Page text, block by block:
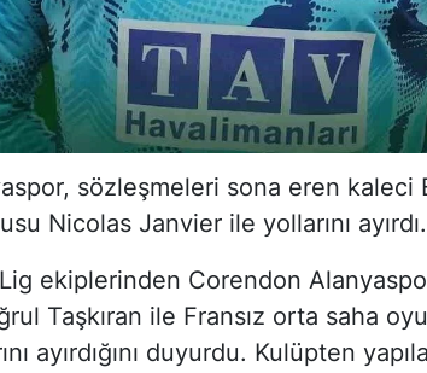
sözleşmeleri sona eren kaleci
Nicolas Janvier ile yollarını ayırdı.
ekiplerinden Corendon
Taşkıran ile Fransız orta saha
ayırdığını duyurdu. Kulüpten